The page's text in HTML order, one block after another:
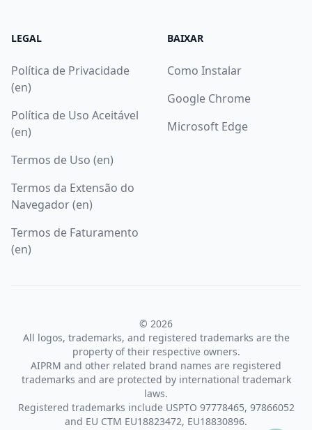
LEGAL
Política de Privacidade
(en)
Política de Uso Aceitável
(en)
Termos de Uso (en)
Termos da Extensão do
Navegador (en)
Termos de Faturamento
(en)
BAIXAR
Como Instalar
Google Chrome
Microsoft Edge
© 2026
All logos, trademarks, and registered trademarks are the
property of their respective owners.
AIPRM and other related brand names are registered
trademarks and are protected by international trademark
laws.
Registered trademarks include USPTO 97778465, 97866052
and EU CTM EU18823472, EU18830896.